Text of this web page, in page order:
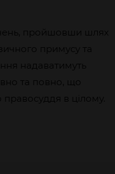
пройшовши шлях
примусу та
надаватимуть
та повно, що
в цілому.